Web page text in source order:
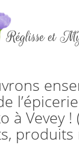
à Vevey !
produits